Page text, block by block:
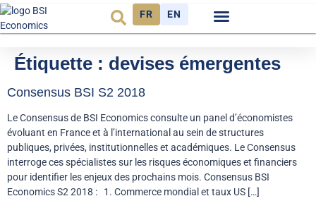
FR EN
Étiquette : devises émergentes
Consensus BSI S2 2018
Le Consensus de BSI Economics consulte un panel d’économistes
évoluant en France et à l’international au sein de structures
publiques, privées, institutionnelles et académiques. Le Consensus
interroge ces spécialistes sur les risques économiques et financiers
pour identifier les enjeux des prochains mois. Consensus BSI
Economics S2 2018 : 1. Commerce mondial et taux US […]